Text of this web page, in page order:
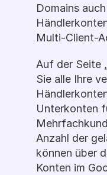
Domains
Multi-Client-
Auf der Seite
Sie alle Ihre
Unterkonten
Anzahl der
können über
Konten im